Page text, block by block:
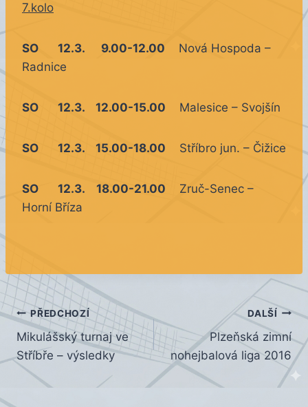
7.kolo
SO 12.3. 9.00-12.00 Nová Hospoda –
Radnice
SO 12.3. 12.00-15.00 Malesice – Svojšín
SO 12.3. 15.00-18.00 Stříbro jun. – Čižice
SO 12.3. 18.00-21.00 Zruč-Senec –
Horní Bříza
Navigace
pro
příspěvek
PŘEDCHOZÍ
Mikulášský turnaj ve
Stříbře – výsledky
DALŠÍ
Plzeňská zimní
nohejbalová liga 2016